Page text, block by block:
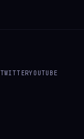
TWITTERYOUTUBE